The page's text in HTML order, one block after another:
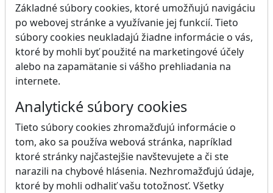
Základné súbory cookies, ktoré umožňujú navigáciu
po webovej stránke a využívanie jej funkcií. Tieto
súbory cookies neukladajú žiadne informácie o vás,
ktoré by mohli byť použité na marketingové účely
alebo na zapamätanie si vášho prehliadania na
internete.
Analytické súbory cookies
Tieto súbory cookies zhromažďujú informácie o
tom, ako sa používa webová stránka, napríklad
ktoré stránky najčastejšie navštevujete a či ste
narazili na chybové hlásenia. Nezhromažďujú údaje,
ktoré by mohli odhaliť vašu totožnosť. Všetky